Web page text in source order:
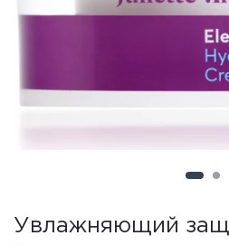
Увлажняющий